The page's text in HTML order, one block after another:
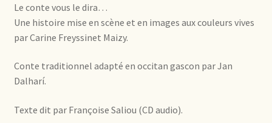
Le conte vous le dira…
Une histoire mise en scène et en images aux couleurs vives
par Carine Freyssinet Maizy.
Conte traditionnel adapté en occitan gascon par Jan
Dalharí.
Texte dit par Françoise Saliou (CD audio).